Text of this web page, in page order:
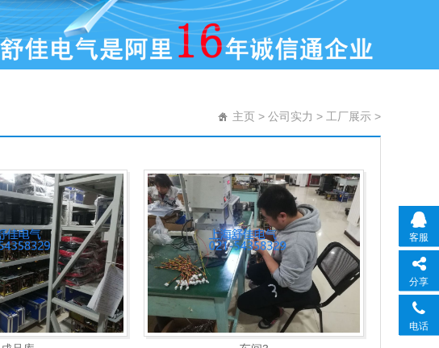
主页 > 公司实力 > 工厂展示 >
客服
分享
电话